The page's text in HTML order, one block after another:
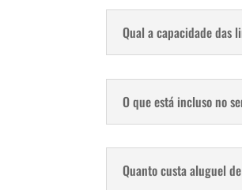
Qual a capacidade das
O que está incluso no
Quanto custa aluguel